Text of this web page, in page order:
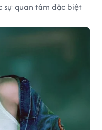
sự quan tâm đặc biệt